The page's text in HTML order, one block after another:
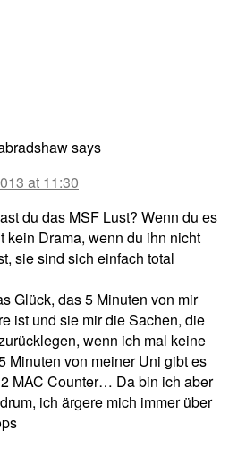
says
at 11:30
du das MSF Lust? Wenn du es
kein Drama, wenn du ihn nicht
sie sind sich einfach total
Glück, das 5 Minuten von mir
ist und sie mir die Sachen, die
wenn ich mal keine
Minuten von meiner Uni gibt es
MAC Counter… Da bin ich aber
ich ärgere mich immer über